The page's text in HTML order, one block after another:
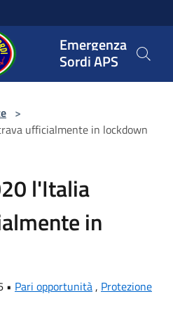
Emergenza
Sordi APS
>
ufficialmente in lockdown
l'Italia
in
• Pari opportunità, Protezione